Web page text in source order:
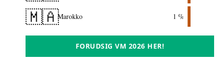
🇲🇦Marokko 1 %
FORUDSIG VM 2026 HER!